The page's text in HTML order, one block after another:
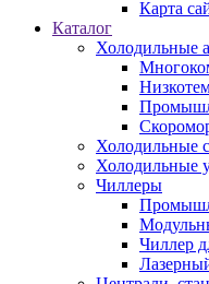
Карта
Каталог
Холодильные
Холодильные
Холодильные
Чиллеры
Чиллер